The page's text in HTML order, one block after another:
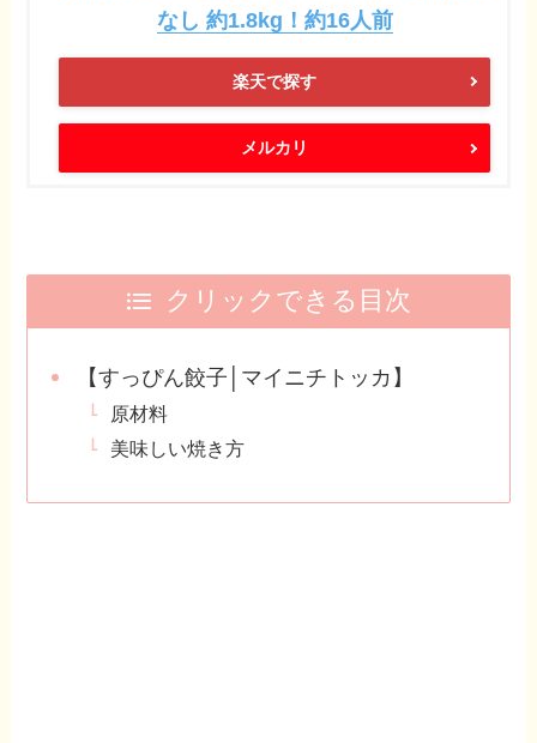
なし 約1.8kg！約16人前
楽天で探す
メルカリ
クリックできる目次
【すっぴん餃子│マイニチトッカ】
原材料
美味しい焼き方